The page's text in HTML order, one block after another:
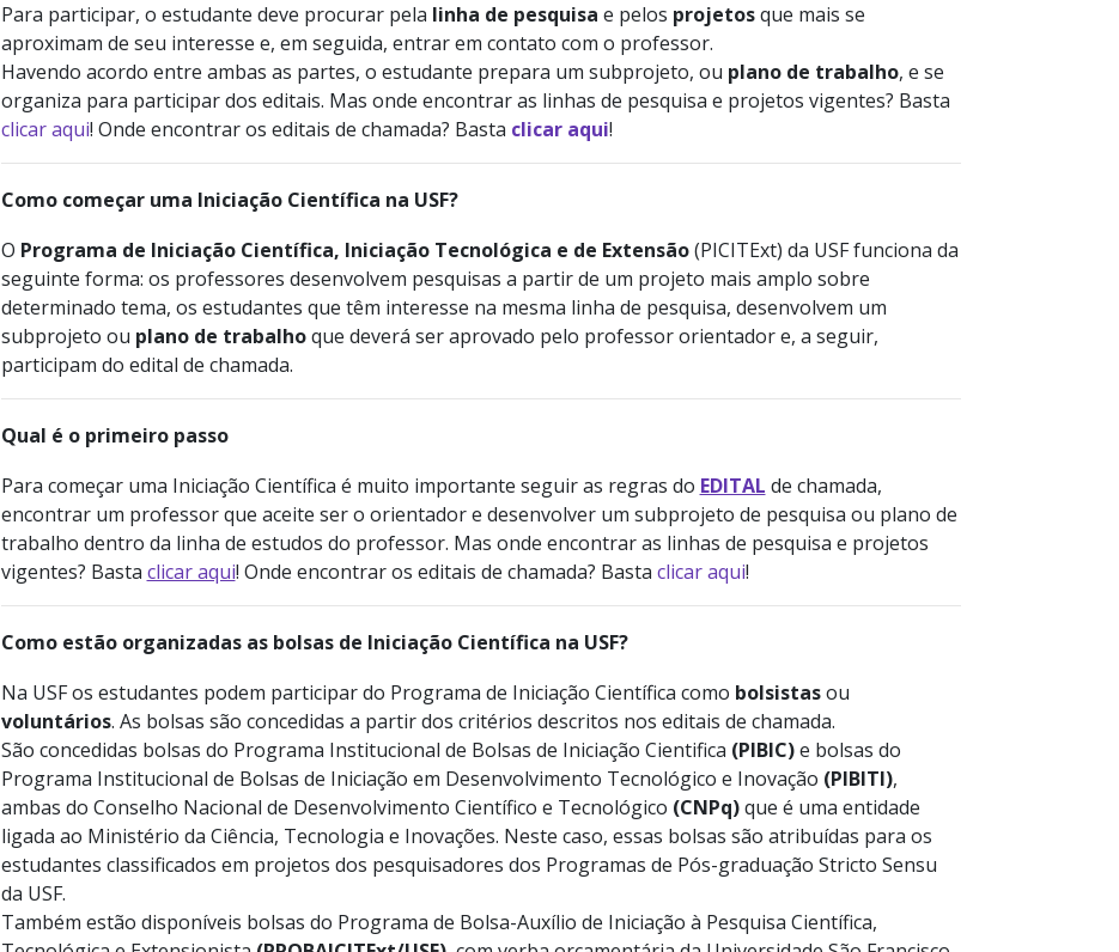
Para participar, o estudante deve procurar pela linha de pesquisa e pelos projetosque mais se
aproximam de seu interesse e, em seguida, entrar em contato com o professor.
Havendo acordo entre ambas as partes, o estudante prepara um subprojeto, ou plano de trabalho, e se
organiza para participar dos editais. Mas onde encontrar as linhas de pesquisa e projetos vigentes? Basta
clicar aqui! Onde encontrar os editais de chamada? Basta clicar aqui!
Como começar uma Iniciação Científica na USF?
O Programa de Iniciação Científica, Iniciação Tecnológica e de Extensão(PICITExt) da USF funciona da
seguinte forma: os professores desenvolvem pesquisas a partir de um projeto mais amplo sobre
determinado tema, os estudantes que têm interesse na mesma linha de pesquisa, desenvolvem um
subprojeto ou plano de trabalhoque deverá ser aprovado pelo professor orientador e, a seguir,
participam do edital de chamada.
Qual é o primeiro passo
Para começar uma Iniciação Científica é muito importante seguir as regras do EDITAL de chamada,
encontrar um professor que aceite ser o orientador e desenvolver um subprojeto de pesquisa ou plano de
trabalho dentro da linha de estudos do professor. Mas onde encontrar as linhas de pesquisa e projetos
vigentes? Basta clicar aqui! Onde encontrar os editais de chamada? Basta clicar aqui!
Como estão organizadas as bolsas de Iniciação Científica na USF?
Na USF os estudantes podem participar do Programa de Iniciação Científica como bolsistasou
voluntários. As bolsas são concedidas a partir dos critérios descritos nos editais de chamada.
São concedidas bolsas do Programa Institucional de Bolsas de Iniciação Cientifica (PIBIC)e bolsas do
Programa Institucional de Bolsas de Iniciação em Desenvolvimento Tecnológico e Inovação (PIBITI),
ambas do Conselho Nacional de Desenvolvimento Científico e Tecnológico (CNPq)que é uma entidade
ligada ao Ministério da Ciência, Tecnologia e Inovações. Neste caso, essas bolsas são atribuídas para os
estudantes classificados em projetos dos pesquisadores dos Programas de Pós-graduação Stricto Sensu
da USF.
Também estão disponíveis bolsas do Programa de Bolsa-Auxílio de Iniciação à Pesquisa Científica,